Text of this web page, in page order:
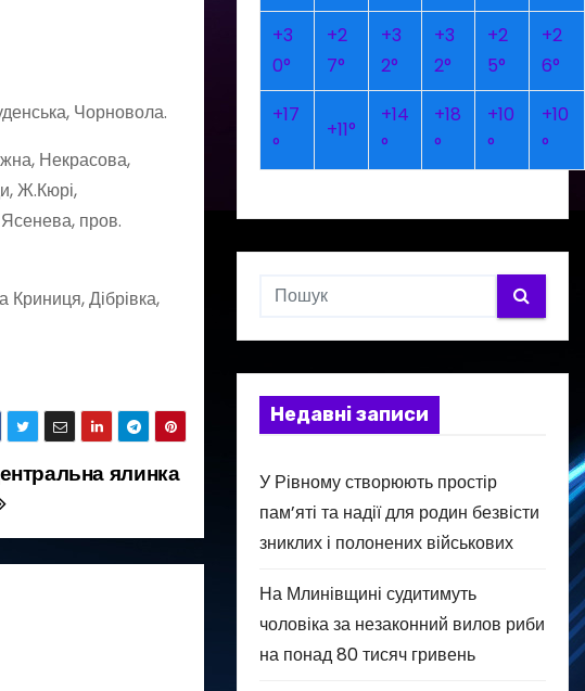
Чорновола.
Некрасова,
Ж.Кюрі,
пров.
Криниця, Дібрівка,
ялинка
+3
0°
+2
7°
+3
2°
+3
2°
+2
5°
+2
6°
+17
°
+11°
+14
°
+18
°
+10
°
+10
°
Недавні записи
У Рівному створюють простір
пам’яті та надії для родин безвісти
зниклих і полонених військових
На Млинівщині судитимуть
чоловіка за незаконний вилов риби
на понад 80 тисяч гривень